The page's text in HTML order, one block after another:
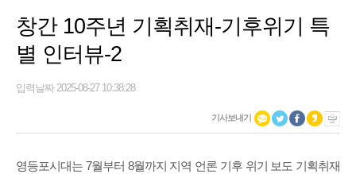
창간 10주년 기획취재-기후위기 특
별 인터뷰-2
입력날짜 2025-08-27 10:38:28
기사보내기
영등포시대는 7월부터 8월까지 지역 언론 기후 위기 보도 기획취재